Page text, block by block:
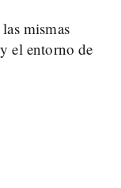
mismas
el entorno de